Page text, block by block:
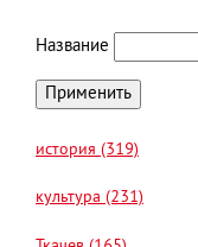
Название
история (319)
культура (231)